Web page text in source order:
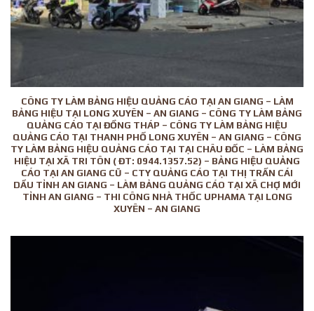
CÔNG TY LÀM BẢNG HIỆU QUẢNG CÁO TẠI AN GIANG – LÀM
BẢNG HIỆU TẠI LONG XUYÊN – AN GIANG – CÔNG TY LÀM BẢNG
QUẢNG CÁO TẠI ĐỒNG THÁP – CÔNG TY LÀM BẢNG HIỆU
QUẢNG CÁO TẠI THANH PHỐ LONG XUYÊN – AN GIANG – CÔNG
TY LÀM BẢNG HIỆU QUẢNG CÁO TẠI TẠI CHÂU ĐỐC – LÀM BẢNG
HIỆU TẠI XÃ TRI TÔN ( ĐT: 0944.1357.52) – BẢNG HIỆU QUẢNG
CÁO TẠI AN GIANG CŨ – CTY QUẢNG CÁO TẠI THỊ TRẤN CÁI
DẦU TỈNH AN GIANG – LÀM BẢNG QUẢNG CÁO TẠI XÃ CHỢ MỚI
TỈNH AN GIANG – THI CÔNG NHÀ THỐC UPHAMA TẠI LONG
XUYÊN – AN GIANG